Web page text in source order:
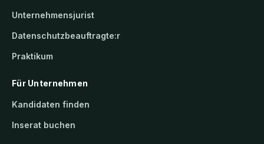
Unternehmensjurist
Datenschutzbeauftragte:r
Praktikum
Für Unternehmen
Kandidaten finden
Inserat buchen